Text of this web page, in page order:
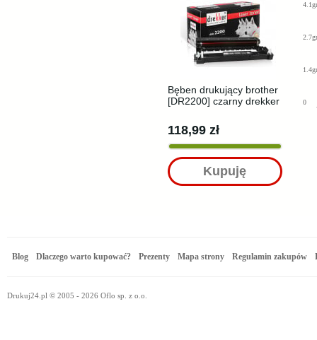
Bęben drukujący brother
[DR2200] czarny drekker
118,99 zł
Kupuję
4.1gr
2.7gr
1.4gr
0
Blog Dlaczego warto kupować? Prezenty Mapa strony Regulamin zakupów
Drukuj24.pl © 2005 - 2026 Oflo sp. z o.o.